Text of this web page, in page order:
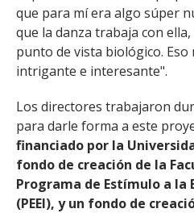
que para mí era algo súper
que la danza trabaja con
punto de vista biológico. Eso
intrigante e interesante".
Los directores trabajaron
para darle forma a este
financiado por la
fondo de creación de la
Programa de Estímulo a la
(PEEI), y un fondo de